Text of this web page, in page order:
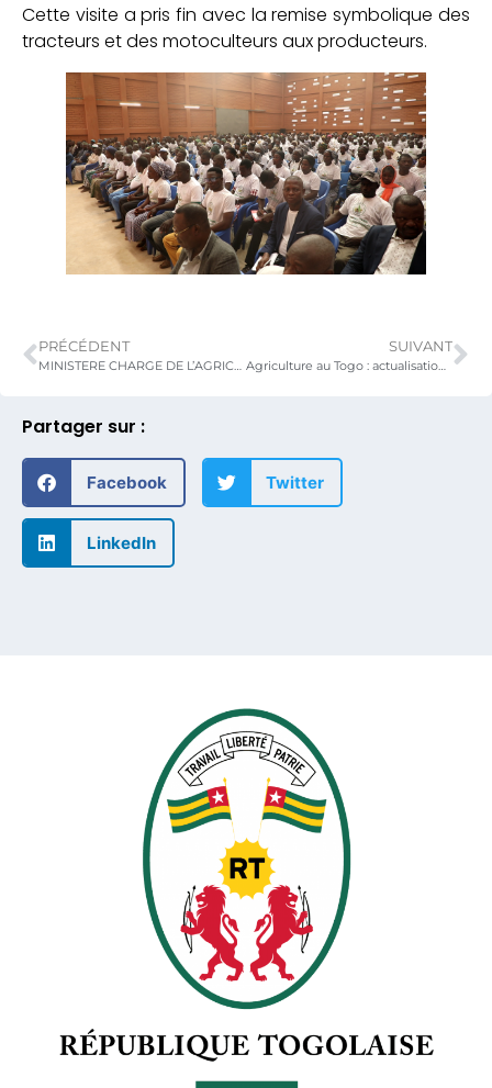
Partager sur :
Facebook Twitter
LinkedIn
Cette visite a pris fin avec la remise symbolique des
tracteurs et des motoculteurs aux producteurs.
PRÉCÉDENT
MINISTERE CHARGE DE L’AGRICULTURE : SENSIBILISATION DU PERSONNEL SUR LA DÉONTOLOGIE ET LA SÉCURISATION DE LA CARRIÈRE PROFESSIONNELLE
SUIVANT
Agriculture au Togo : actualisation ou mise en place des bases de données des familles professionnelles des filières Ananas, Mangue, Maïs, Soja, Manioc